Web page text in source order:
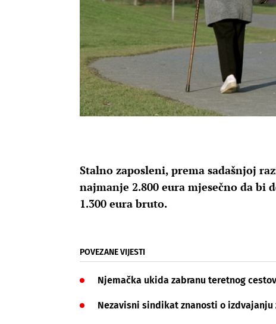
Stalno zaposleni, prema sadašnjoj
najmanje 2.800 eura mjesečno da
1.300 eura bruto.
POVEZANE VIJESTI
Njemačka ukida zabranu teretnog
Nezavisni sindikat znanosti o izdvajanju